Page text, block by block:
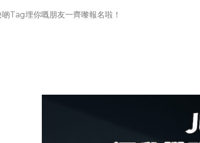
Tag埋你嘅朋友一齊嚟報名啦！